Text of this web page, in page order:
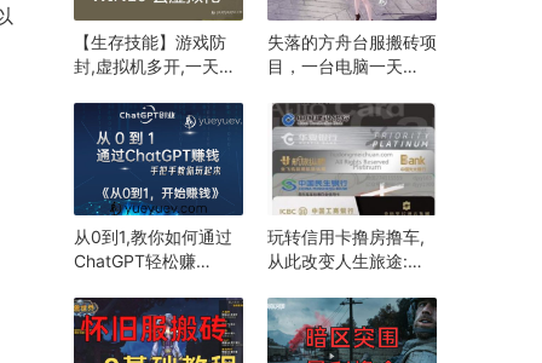
【生存技能】游戏防
封,虚拟机多开,一天
必备,Vmware全套定
制技术
失落的方舟台服搬砖项
目，一台电脑一天
从0到1,教你如何通过
ChatGPT轻松赚
yueyuewan8
玩转信用卡撸房撸车,
从此改变人生旅途:美